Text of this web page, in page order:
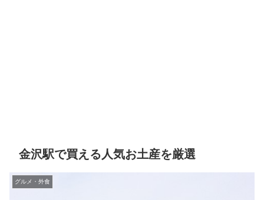
金沢駅で買える人気お土産を厳選
グルメ・外食